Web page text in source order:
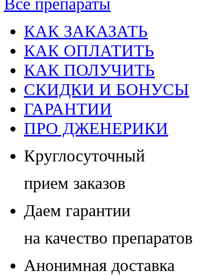
КАК ЗАКАЗАТЬ
КАК ОПЛАТИТЬ
КАК ПОЛУЧИТЬ
СКИДКИ И БОНУСЫ
ГАРАНТИИ
ПРО ДЖЕНЕРИКИ
Круглосуточный
прием заказов
Даем гарантии
на качество препаратов
Анонимная доставка